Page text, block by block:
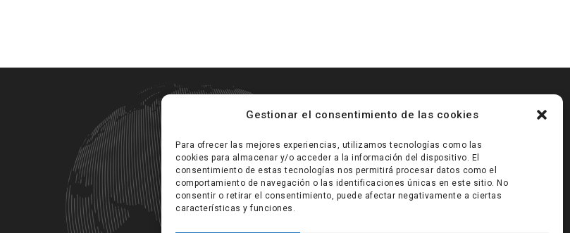
Gestionar el consentimiento de las cookies
Para ofrecer las mejores experiencias, utilizamos tecnologías como las
cookies para almacenar y/o acceder a la información del dispositivo. El
consentimiento de estas tecnologías nos permitirá procesar datos como el
comportamiento de navegación o las identificaciones únicas en este sitio. No
consentir o retirar el consentimiento, puede afectar negativamente a ciertas
características y funciones.